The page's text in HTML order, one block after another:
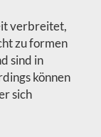
verbreitet,
zu formen
sind in
können
sich